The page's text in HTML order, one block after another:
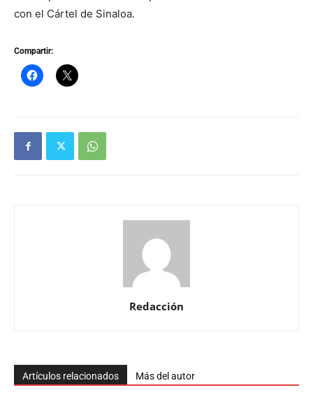
con el Cártel de Sinaloa.
Compartir:
Redacción
Artículos relacionados Más del autor